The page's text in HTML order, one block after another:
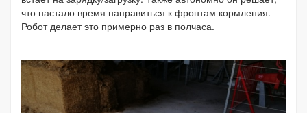
что настало время направиться к фронтам кормления.
Робот делает это примерно раз в полчаса.